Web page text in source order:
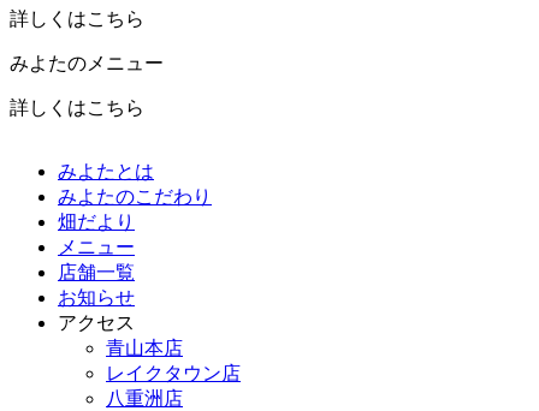
詳しくはこちら
みよたのメニュー
詳しくはこちら
みよたとは
みよたのこだわり
畑だより
メニュー
店舗一覧
お知らせ
アクセス
青山本店
レイクタウン店
八重洲店